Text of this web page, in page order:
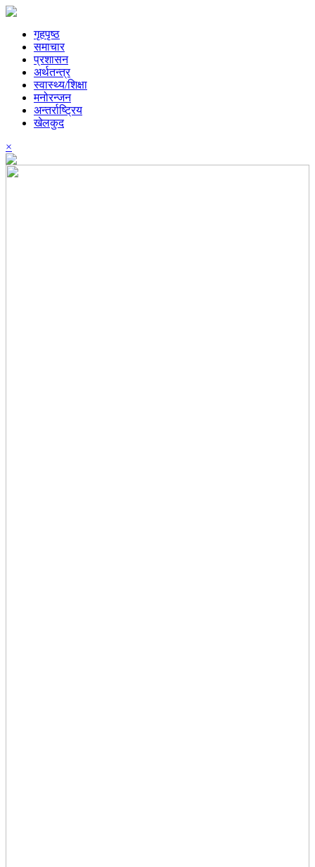
गृहपृष्ठ
समाचार
प्रशासन
अर्थतन्त्र
स्वास्थ्य/शिक्षा
मनोरन्जन
अन्तर्राष्ट्रिय
खेलकुद
×